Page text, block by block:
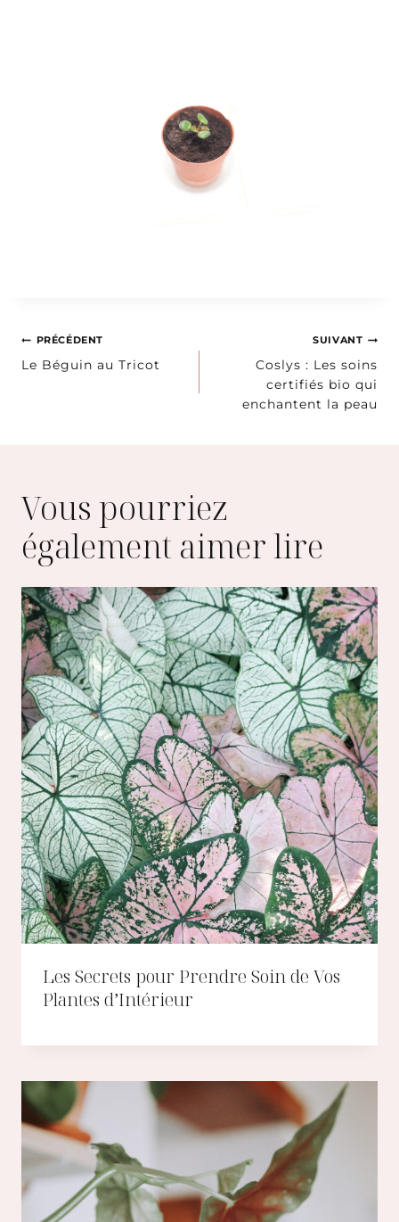
Navigation
PRÉCÉDENT
Le Béguin au Tricot
SUIVANT
Coslys : Les soins
certifiés bio qui
enchantent la peau
Vous pourriez
également aimer lire
Les Secrets pour Prendre Soin de Vos
Plantes d’Intérieur